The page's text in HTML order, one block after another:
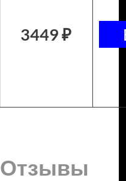
3449 ₽
Отзывы